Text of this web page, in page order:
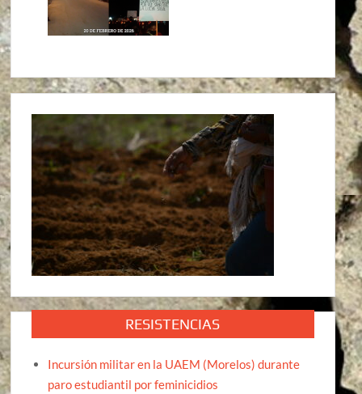
RESISTENCIAS
Incursión militar en la UAEM (Morelos) durante
paro estudiantil por feminicidios